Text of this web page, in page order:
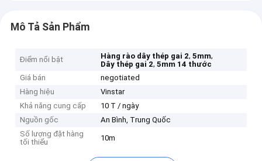
Mô Tả Sản Phẩm
Điểm nổi bật Hàng rào dây thép gai 2,5mm,
Dây thép gai 2,5mm 14 thước
Giá bán
negotiated
Hàng hiệu
Vinstar
Khả năng cung cấp
10 T / ngày
Nguồn gốc
An Bình, Trung Quốc
Số lượng đặt hàng
tối thiểu
10m